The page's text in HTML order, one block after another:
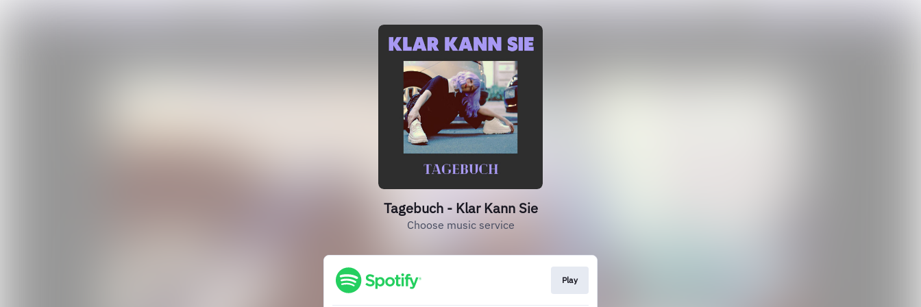
Tagebuch - Klar Kann Sie
Choose music service
Play